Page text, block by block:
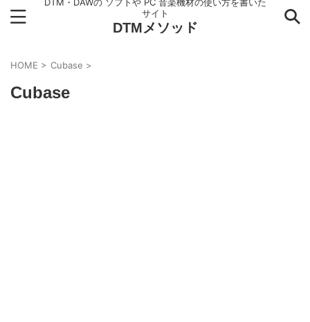
サイト
DTMメソッド
HOME > Cubase >
Cubase